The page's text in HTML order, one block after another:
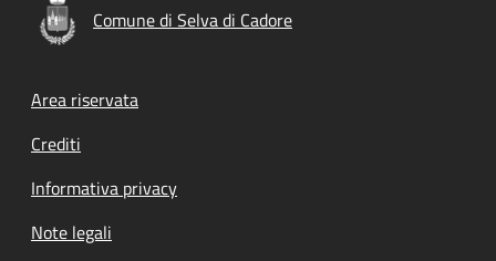
Comune di Selva di Cadore
Footer menu
Area riservata
Crediti
Informativa privacy
Note legali